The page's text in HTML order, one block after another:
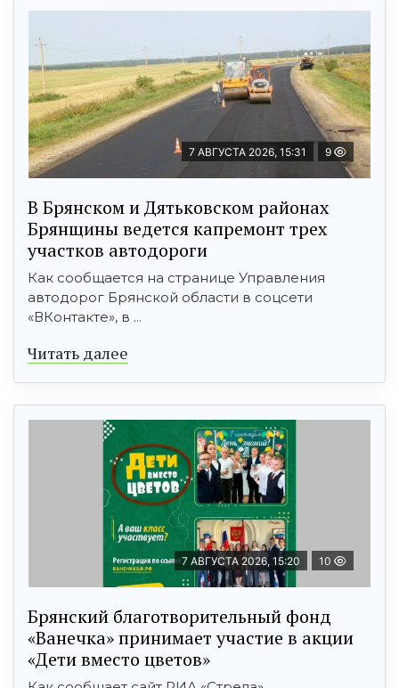
7 АВГУСТА 2026, 15:31 9
В Брянском и Дятьковском районах
Брянщины ведется капремонт трех
участков автодороги
Как сообщается на странице Управления
автодорог Брянской области в соцсети
«ВКонтакте», в ...
Читать далее
7 АВГУСТА 2026, 15:20 10
Брянский благотворительный фонд
«Ванечка» принимает участие в акции
«Дети вместо цветов»